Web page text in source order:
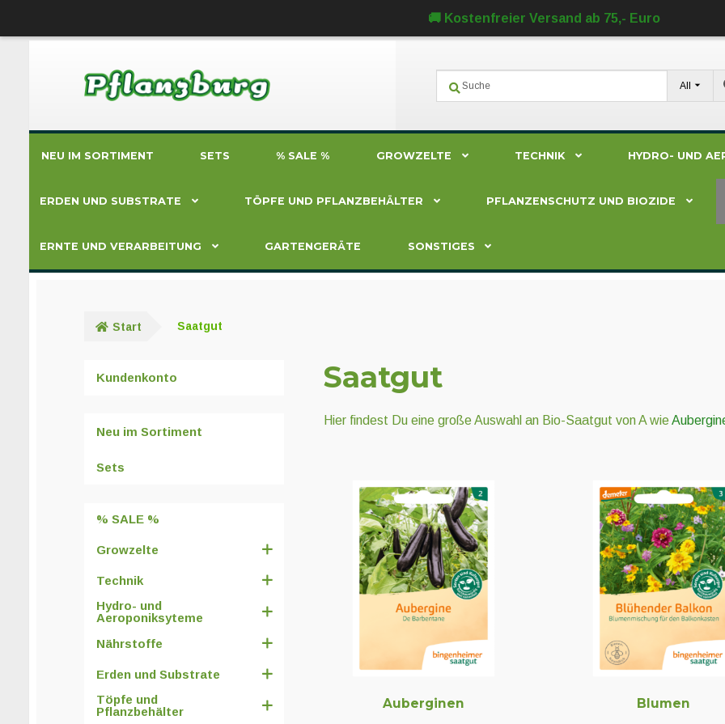
🚚 Kostenfreier Versand ab 75,- Euro
Navigation
All
NEU IM SORTIMENT SETS % SALE % GROWZELTE TECHNIK HYDRO- UND
ERDEN UND SUBSTRATE TÖPFE UND PFLANZBEHÄLTER PFLANZENSCHUTZ UND BIOZIDE
ERNTE UND VERARBEITUNG GARTENGERÄTE SONSTIGES
Start Saatgut
Saatgut
Hier findest Du eine große Auswahl an Bio-Saatgut von A wie
Auberginen Blumen
Kundenkonto
Neu im Sortiment
Sets
% SALE %
Growzelte
Technik
Hydro- und
Aeroponiksyteme
Nährstoffe
Erden und Substrate
Töpfe und
Pflanzbehälter